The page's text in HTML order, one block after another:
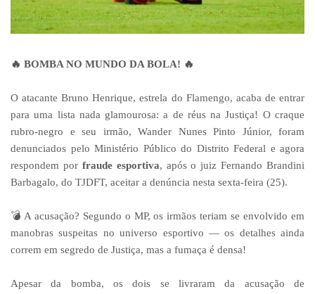
🔥 BOMBA NO MUNDO DA BOLA! 🔥
O atacante Bruno Henrique, estrela do Flamengo, acaba de entrar
para uma lista nada glamourosa: a de réus na Justiça! O craque
rubro-negro e seu irmão, Wander Nunes Pinto Júnior, foram
denunciados pelo Ministério Público do Distrito Federal e agora
respondem por fraude esportiva, após o juiz Fernando Brandini
Barbagalo, do TJDFT, aceitar a denúncia nesta sexta-feira (25).
💣 A acusação? Segundo o MP, os irmãos teriam se envolvido em
manobras suspeitas no universo esportivo — os detalhes ainda
correm em segredo de Justiça, mas a fumaça é densa!
Apesar da bomba, os dois se livraram da acusação de